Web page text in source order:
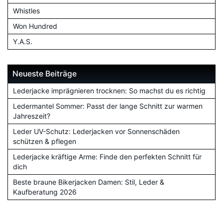
Whistles
Won Hundred
Y.A.S.
Neueste Beiträge
Lederjacke imprägnieren trocknen: So machst du es richtig
Ledermantel Sommer: Passt der lange Schnitt zur warmen
Jahreszeit?
Leder UV-Schutz: Lederjacken vor Sonnenschäden
schützen & pflegen
Lederjacke kräftige Arme: Finde den perfekten Schnitt für
dich
Beste braune Bikerjacken Damen: Stil, Leder &
Kaufberatung 2026